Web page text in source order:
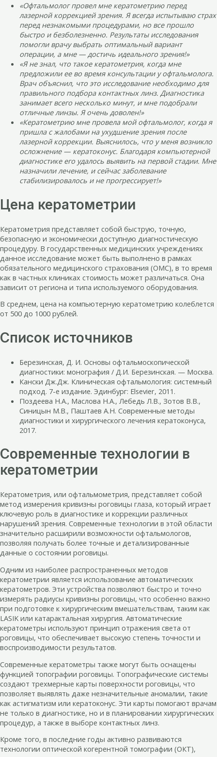
«Офтальмолог провел мне кератометрию перед
лазерной коррекцией зрения. Я всегда испытываю страх
перед незнакомыми процедурами, но все прошло
быстро и безболезненно. Результаты исследования
помогли врачу выбрать оптимальный вариант
операции, а мне — достичь идеального зрения!»
«Я не знал, что такое кератометрия, когда мне
предложили ее во время консультации у офтальмолога.
Врач объяснил, что это исследование необходимо для
правильного подбора контактных линз. Диагностика
занимает всего несколько минут, и мне подобрали
отличные линзы. Я очень доволен!»
«Кератометрию мне провела мой офтальмолог, когда я
пришла с жалобами на ухудшение зрения после
лазерной коррекции. Выяснилось, что у меня возникло
осложнение — кератоконус. Благодаря компьютерной
диагностике его удалось выявить на первой стадии. Мне
назначили лечение, и сейчас заболевание
стабилизировалось и не прогрессирует!»
Цена кератометрии
Кератометрия представляет собой быструю, точную,
безопасную и экономически доступную диагностическую
процедуру. В государственных медицинских учреждениях
данное исследование может быть выполнено в рамках
обязательного медицинского страхования (ОМС), в то время
как в частных клиниках стоимость может различаться. Она
зависит от региона и типа используемого оборудования.
В среднем, цена на компьютерную кератометрию колеблется
от 500 до 1000 рублей.
Список источников
Березинская, Д. И. Основы офтальмоскопической
диагностики: монография / Д.И. Березинская. — Москва.
Кански Дж.Дж. Клиническая офтальмология: системный
подход. 7-е издание. Эдинбург: Elsevier, 2011.
Поздеева Н.А., Маслова Н.А., Лебедь Л.В., Зотов В.В.,
Синицын М.В., Паштаев А.Н. Современные методы
диагностики и хирургического лечения кератоконуса,
2017.
Современные технологии в
кератометрии
Кератометрия, или офтальмометрия, представляет собой
метод измерения кривизны роговицы глаза, который играет
ключевую роль в диагностике и коррекции различных
нарушений зрения. Современные технологии в этой области
значительно расширили возможности офтальмологов,
позволяя получать более точные и детализированные
данные о состоянии роговицы.
Одним из наиболее распространенных методов
кератометрии является использование автоматических
кератометров. Эти устройства позволяют быстро и точно
измерять радиусы кривизны роговицы, что особенно важно
при подготовке к хирургическим вмешательствам, таким как
LASIK или катарактальная хирургия. Автоматические
кератометры используют принцип отражения света от
роговицы, что обеспечивает высокую степень точности и
воспроизводимости результатов.
Современные кератометры также могут быть оснащены
функцией топографии роговицы. Топографические системы
создают трехмерные карты поверхности роговицы, что
позволяет выявлять даже незначительные аномалии, такие
как астигматизм или кератоконус. Эти карты помогают врачам
не только в диагностике, но и в планировании хирургических
процедур, а также в выборе контактных линз.
Кроме того, в последние годы активно развиваются
технологии оптической когерентной томографии (ОКТ),